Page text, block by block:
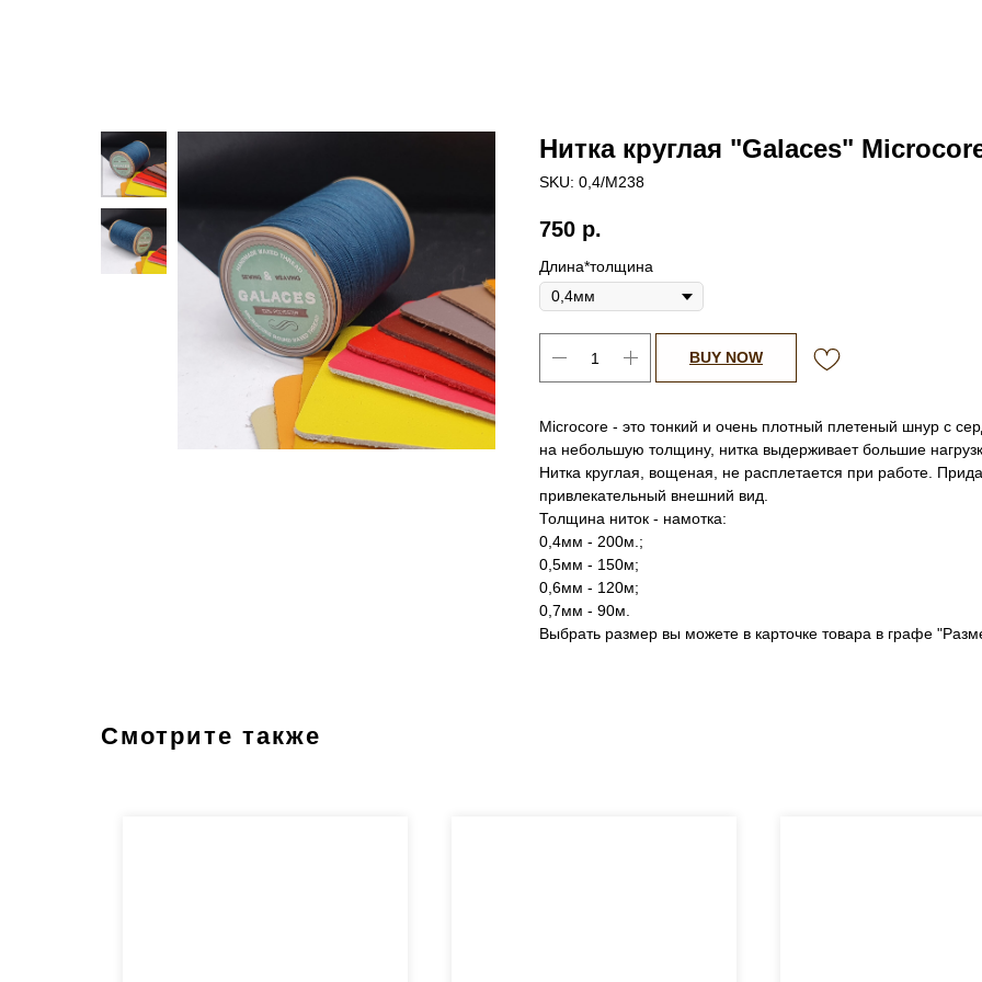
Нитка круглая "Galaces"
SKU: 0,4/М238
750 р.
Длина*толщина
BUY NOW
Microcore - это тонкий и очень плотный плетеный шнур с
на небольшую толщину, нитка выдерживает большие
Нитка круглая, вощеная, не расплетается при работе.
привлекательный внешний вид.
Толщина ниток - намотка:
0,4мм - 200м.;
0,5мм - 150м;
0,6мм - 120м;
0,7мм - 90м.
Выбрать размер вы можете в карточке товара в графе
Смотрите также